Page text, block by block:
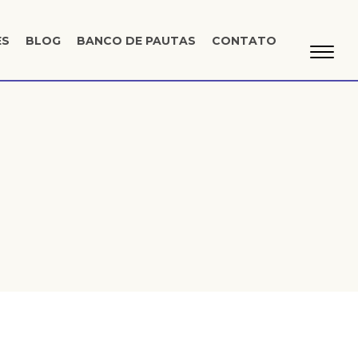
BLOG BANCO DE PAUTAS CONTATO